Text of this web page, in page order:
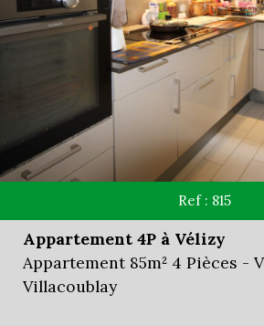
Ref : 815
Appartement 4P à Vélizy
Appartement 85m² 4 Pièces -
Villacoublay